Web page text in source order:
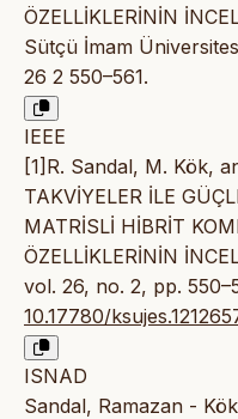
ÖZELLİKLERİNİN
Sütçü İmam
26 2 550–561.
IEEE
[1]R. Sandal, M. Kök,
TAKVİYELER İLE
MATRİSLİ HİBRİT
ÖZELLİKLERİNİN
vol. 26, no. 2, pp.
10.17780/
ISNAD
Sandal, Ramazan -